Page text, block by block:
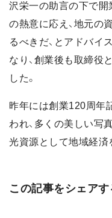
沢栄一の助言の下で開
の熱意に応え、地元の
るべきだ、とアドバイ
なり、創業後も取締役
した。
昨年には創業120周年
われ、多くの美しい写
光資源として地域経済
この記事をシェアす